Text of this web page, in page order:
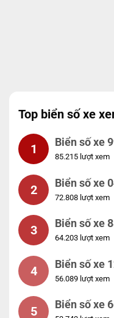
Top biển số xe
1 Biển số xe
85.215 lượt xem
2 Biển số xe
72.808 lượt xem
3 Biển số xe
64.203 lượt xem
4 Biển số xe
56.089 lượt xem
5 Biển số xe